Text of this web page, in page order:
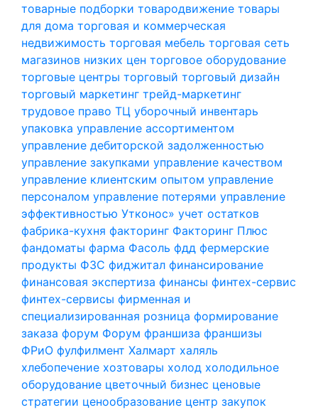
товарные подборки товародвижение товары
для дома торговая и коммерческая
недвижимость торговая мебель торговая сеть
магазинов низких цен торговое оборудование
торговые центры торговый торговый дизайн
торговый маркетинг трейд-маркетинг
трудовое право ТЦ уборочный инвентарь
упаковка управление ассортиментом
управление дебиторской задолженностью
управление закупками управление качеством
управление клиентским опытом управление
персоналом управление потерями управление
эффективностью Утконос» учет остатков
фабрика-кухня факторинг Факторинг Плюс
фандоматы фарма Фасоль фдд фермерские
продукты ФЗС фиджитал финансирование
финансовая экспертиза финансы финтех-сервис
финтех-сервисы фирменная и
специализированная розница формирование
заказа форум Форум франшиза франшизы
ФРиО фулфилмент Халмарт халяль
хлебопечение хозтовары холод холодильное
оборудование цветочный бизнес ценовые
стратегии ценообразование центр закупок